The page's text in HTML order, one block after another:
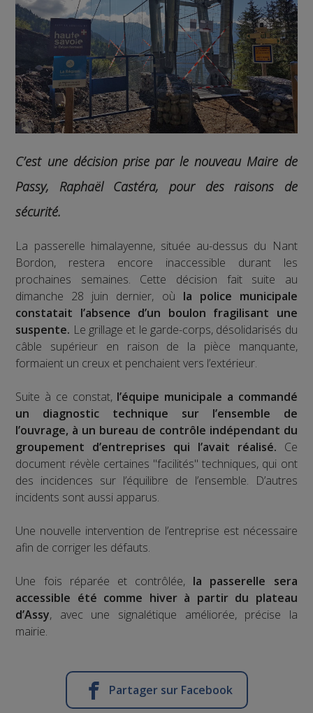
C’est une décision prise par le nouveau Maire de
Passy, Raphaël Castéra, pour des raisons de
sécurité.
La passerelle himalayenne, située au-dessus du Nant
Bordon, restera encore inaccessible durant les
prochaines semaines. Cette décision fait suite au
dimanche 28 juin dernier, où la police municipale
constatait l’absence d’un boulon fragilisant une
suspente. Le grillage et le garde-corps, désolidarisés du
câble supérieur en raison de la pièce manquante,
formaient un creux et penchaient vers l’extérieur.
Suite à ce constat, l’équipe municipale a commandé
un diagnostic technique sur l’ensemble de
l’ouvrage, à un bureau de contrôle indépendant du
groupement d’entreprises qui l’avait réalisé. Ce
document révèle certaines "facilités" techniques, qui ont
des incidences sur l’équilibre de l’ensemble. D’autres
incidents sont aussi apparus.
Une nouvelle intervention de l’entreprise est nécessaire
afin de corriger les défauts.
Une fois réparée et contrôlée, la passerelle sera
accessible été comme hiver à partir du plateau
d’Assy, avec une signalétique améliorée, précise la
mairie.
Partager sur Facebook